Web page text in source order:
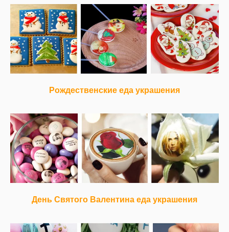
Рождественские еда украшения
День Святого Валентина еда украшения